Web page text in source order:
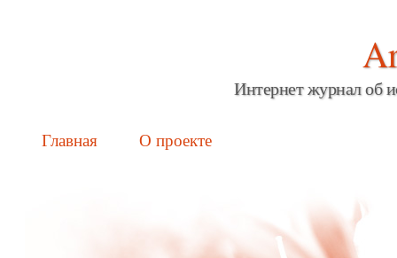
Интернет журнал об
Main menu
Skip
Главная О проекте